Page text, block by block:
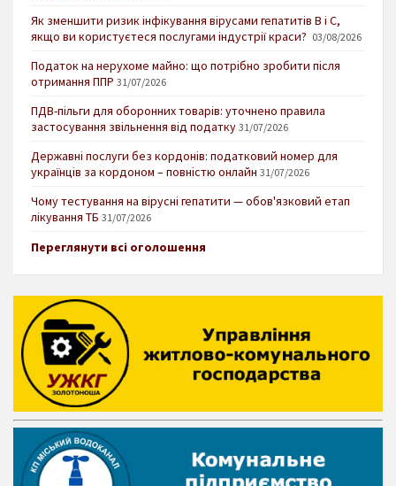
Як зменшити ризик інфікування вірусами гепатитів В і С,
якщо ви користуєтеся послугами індустрії краси? 03/08/2026
Податок на нерухоме майно: що потрібно зробити після
отримання ППР 31/07/2026
ПДВ-пільги для оборонних товарів: уточнено правила
застосування звільнення від податку 31/07/2026
Державні послуги без кордонів: податковий номер для
українців за кордоном – повністю онлайн 31/07/2026
Чому тестування на вірусні гепатити — обов'язковий етап
лікування ТБ 31/07/2026
Переглянути всі оголошення